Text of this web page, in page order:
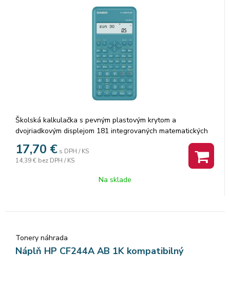
Školská kalkulačka s pevným plastovým krytom a
dvojriadkovým displejom 181 integrovaných matematických
hyperbolické funkcie, frakčné výpočty, trigonometrické
funkcie. Frakčné výpočty Náhodné číslo Nezávislá pamäť
Napájanie: 2×AA batérie Rozmery: 10×75×153mm Nové
17,70 € s DPH / KS
14,39 € bez DPH / KS
Na sklade
Tonery náhrada
Náplň HP CF244A AB 1K kompatibilný